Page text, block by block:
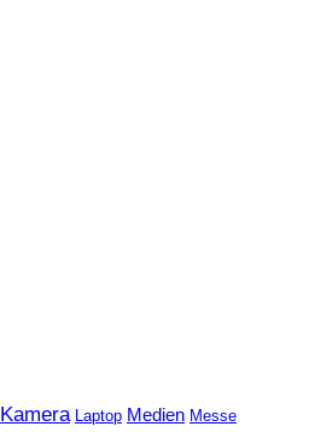
Kamera Laptop Medien Messe